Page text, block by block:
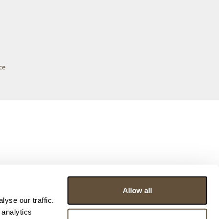
our traffic.
Allow all